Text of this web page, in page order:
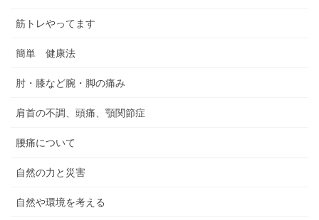
筋トレやってます
簡単 健康法
肘・膝など腕・脚の痛み
肩首の不調、頭痛、顎関節症
腰痛について
自然の力と災害
自然や環境を考える